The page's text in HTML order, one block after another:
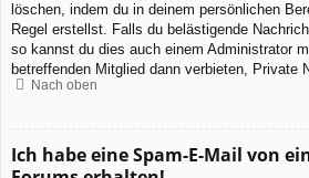
löschen, indem du in deinem persönlichen
Regel erstellst. Falls du belästigende
so kannst du dies auch einem Administrator
betreffenden Mitglied dann verbieten, Private
Nach oben
Ich habe eine Spam-E-Mail von